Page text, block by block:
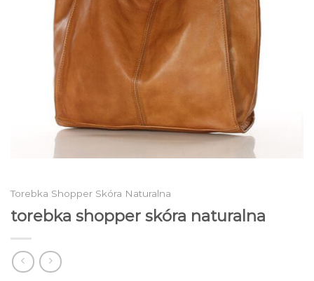
Torebka Shopper Skóra Naturalna
torebka shopper skóra naturalna